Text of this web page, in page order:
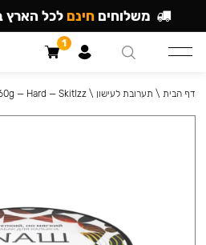
דף הבית \ תערובת לעישון \
— Hard — Skitlzz
משלוחים חינם לכל הארץ
1